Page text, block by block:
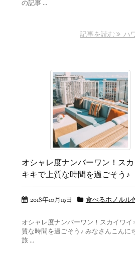
の記事 ...
記事を読む ハ
オシャレ度ナンバーワン！ス
キキで上質な時間を過ごそう♪
2018年10月19日 食べるホノルル
オシャレ度ナンバーワン！スカイワイ
質な時間を過ごそう♪ みなさんこんに
旅 ...